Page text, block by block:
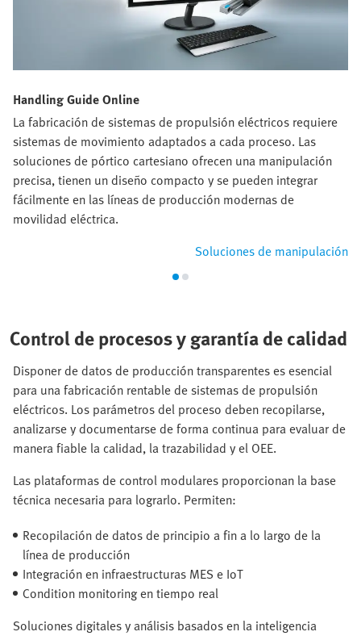
Handling Guide Online
La fabricación de sistemas de propulsión eléctricos requiere
sistemas de movimiento adaptados a cada proceso. Las
soluciones de pórtico cartesiano ofrecen una manipulación
precisa, tienen un diseño compacto y se pueden integrar
fácilmente en las líneas de producción modernas de
movilidad eléctrica.
Soluciones de manipulación
Control de procesos y garantía de calidad
Disponer de datos de producción transparentes es esencial
para una fabricación rentable de sistemas de propulsión
eléctricos. Los parámetros del proceso deben recopilarse,
analizarse y documentarse de forma continua para evaluar de
manera fiable la calidad, la trazabilidad y el OEE.
Las plataformas de control modulares proporcionan la base
técnica necesaria para lograrlo. Permiten:
Recopilación de datos de principio a fin a lo largo de la
línea de producción
Integración en infraestructuras MES e IoT
Condition monitoring en tiempo real
Soluciones digitales y análisis basados en la inteligencia